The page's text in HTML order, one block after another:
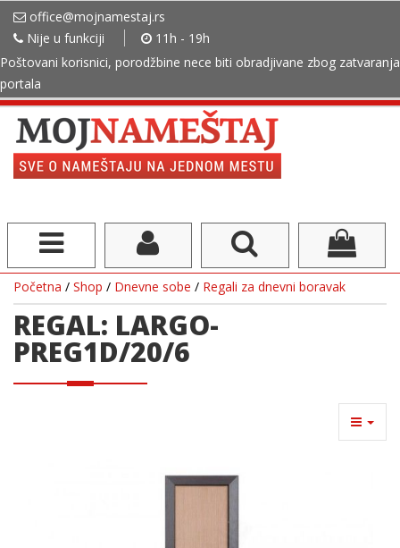
office@mojnamestaj.rs
Nije u funkciji
11h - 19h
Poštovani korisnici, porodžbine nece biti obradjivane zbog zatvaranja
portala
Početna / Shop / Dnevne sobe / Regali za dnevni boravak
REGAL: LARGO-
PREG1D/20/6